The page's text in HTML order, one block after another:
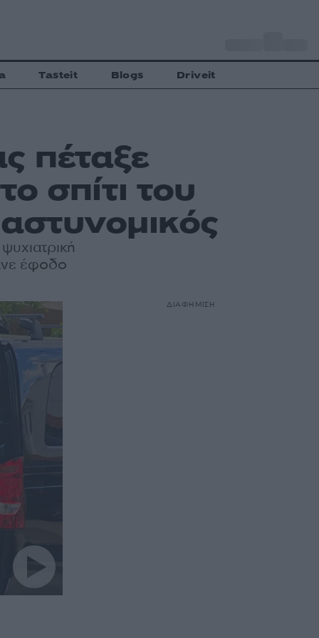
Tasteit Blogs Driveit
πέταξε
σπίτι του
έφοδο
ΔΙΑΦΗΜΙΣΗ